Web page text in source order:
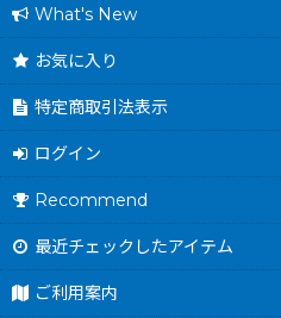
What's New
お気に入り
特定商取引法表示
ログイン
Recommend
最近チェックしたアイテム
ご利用案内